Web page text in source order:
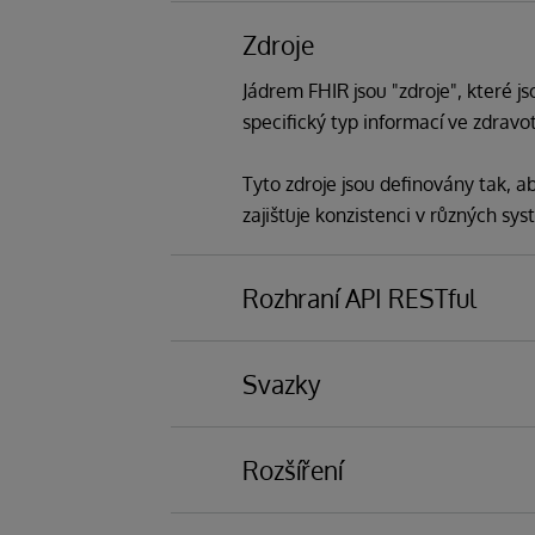
Zdroje
Jádrem FHIR jsou "zdroje", které
specifický typ informací ve
Tyto zdroje jsou definovány tak,
zajišťuje konzistenci v různých
Rozhraní API RESTful
FHIR je postaven na
webovými daty jednoduchá a
vytvářet a nasazovat
Svazky
FHIR sdružuje zdroje do "svazků"
Rozšíření
Aby bylo možné vyhovět